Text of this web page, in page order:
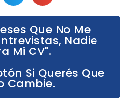
Que No Me
Nadie
Mi CV".
Si Querés Que
Cambie.